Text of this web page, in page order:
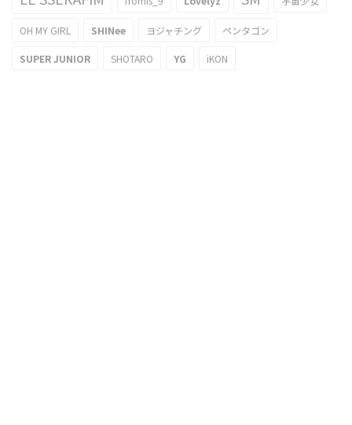
OH MY GIRL SHINee ヨジャチング ペンタゴン
SUPER JUNIOR SHOTARO YG iKON